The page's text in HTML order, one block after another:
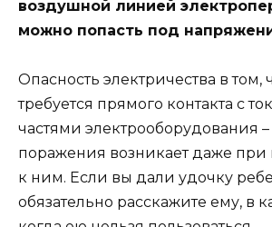
воздушной линией
можно попасть под
Опасность электричества в том,
требуется прямого контакта с
частями электрооборудования
поражения возникает даже
к ним. Если вы дали удочку
обязательно расскажите ему, в